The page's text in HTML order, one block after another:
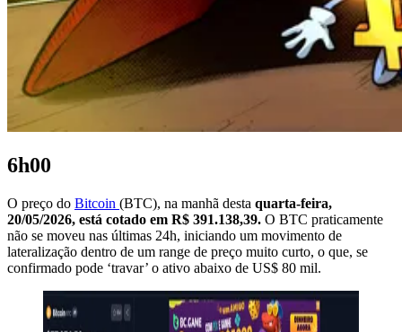
6h00
O preço do Bitcoin (BTC), na manhã desta quarta-feira,
20/05/2026, está cotado em R$ 391.138,39. O BTC praticamente
não se moveu nas últimas 24h, iniciando um movimento de
lateralização dentro de um range de preço muito curto, o que, se
confirmado pode ‘travar’ o ativo abaixo de US$ 80 mil.